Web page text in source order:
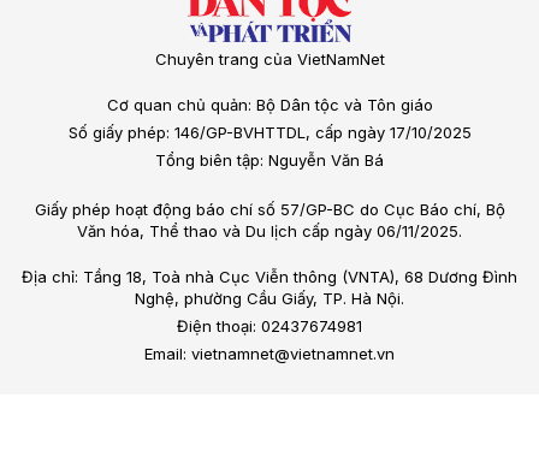
Chuyên trang của VietNamNet
Cơ quan chủ quản: Bộ Dân tộc và Tôn giáo
Số giấy phép: 146/GP-BVHTTDL, cấp ngày 17/10/2025
Tổng biên tập: Nguyễn Văn Bá
Giấy phép hoạt động báo chí số 57/GP-BC do Cục Báo chí, Bộ
Văn hóa, Thể thao và Du lịch cấp ngày 06/11/2025.
Địa chỉ: Tầng 18, Toà nhà Cục Viễn thông (VNTA), 68 Dương Đình
Nghệ, phường Cầu Giấy, TP. Hà Nội.
Điện thoại: 02437674981
Email: vietnamnet@vietnamnet.vn